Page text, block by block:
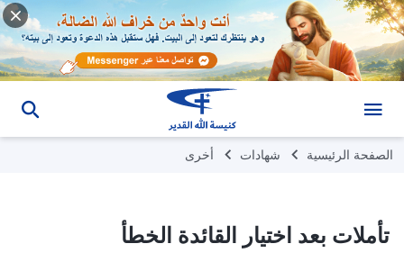
الصفحة الرئيسية شهادات أخرى
تأملات بعد اختيار القائدة الخطأ